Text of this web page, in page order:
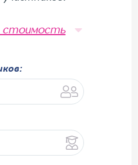
стоимость